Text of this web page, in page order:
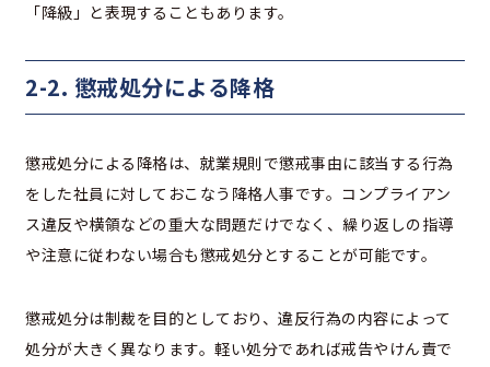
「降級」と表現することもあります。
2-2. 懲戒処分による降格
懲戒処分による降格は、就業規則で懲戒事由に該当する行為
をした社員に対しておこなう降格人事です。コンプライアン
ス違反や横領などの重大な問題だけでなく、繰り返しの指導
や注意に従わない場合も懲戒処分とすることが可能です。
懲戒処分は制裁を目的としており、違反行為の内容によって
処分が大きく異なります。軽い処分であれば戒告やけん責で